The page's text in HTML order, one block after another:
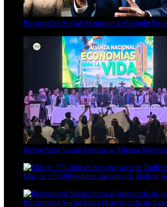
Prosperidad Social desmiente a Abelardo De
Prosperidad Social impulsa la Alianza
Más de 171.000 adultos mayores de Bolívar
Prosperidad Social inicia el sexto ciclo de